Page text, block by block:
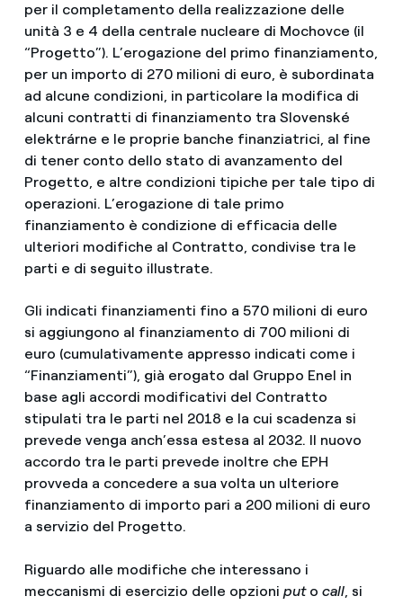
per il completamento della realizzazione delle
unità 3 e 4 della centrale nucleare di Mochovce (il
“Progetto”). L’erogazione del primo finanziamento,
per un importo di 270 milioni di euro, è subordinata
ad alcune condizioni, in particolare la modifica di
alcuni contratti di finanziamento tra Slovenské
elektrárne e le proprie banche finanziatrici, al fine
di tener conto dello stato di avanzamento del
Progetto, e altre condizioni tipiche per tale tipo di
operazioni. L’erogazione di tale primo
finanziamento è condizione di efficacia delle
ulteriori modifiche al Contratto, condivise tra le
parti e di seguito illustrate.
Gli indicati finanziamenti fino a 570 milioni di euro
si aggiungono al finanziamento di 700 milioni di
euro (cumulativamente appresso indicati come i
“Finanziamenti”), già erogato dal Gruppo Enel in
base agli accordi modificativi del Contratto
stipulati tra le parti nel 2018 e la cui scadenza si
prevede venga anch’essa estesa al 2032. Il nuovo
accordo tra le parti prevede inoltre che EPH
provveda a concedere a sua volta un ulteriore
finanziamento di importo pari a 200 milioni di euro
a servizio del Progetto.
Riguardo alle modifiche che interessano i
meccanismi di esercizio delle opzioni puto call, si